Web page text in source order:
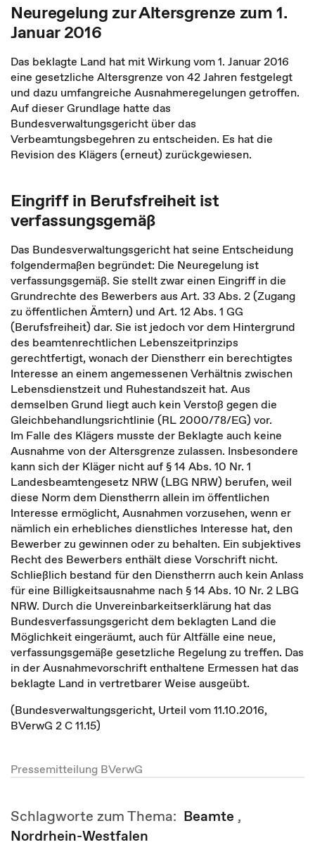
Neuregelung zur Altersgrenze zum 1.
Januar 2016
Das beklagte Land hat mit Wirkung vom 1. Januar 2016
eine gesetzliche Altersgrenze von 42 Jahren festgelegt
und dazu umfangreiche Ausnahmeregelungen getroffen.
Auf dieser Grundlage hatte das
Bundesverwaltungsgericht über das
Verbeamtungsbegehren zu entscheiden. Es hat die
Revision des Klägers (erneut) zurückgewiesen.
Eingriff in Berufsfreiheit ist
verfassungsgemäß
Das Bundesverwaltungsgericht hat seine Entscheidung
folgendermaßen begründet: Die Neuregelung ist
verfassungsgemäß. Sie stellt zwar einen Eingriff in die
Grundrechte des Bewerbers aus Art. 33 Abs. 2 (Zugang
zu öffentlichen Ämtern) und Art. 12 Abs. 1 GG
(Berufsfreiheit) dar. Sie ist jedoch vor dem Hintergrund
des beamtenrechtlichen Lebenszeitprinzips
gerechtfertigt, wonach der Dienstherr ein berechtigtes
Interesse an einem angemessenen Verhältnis zwischen
Lebensdienstzeit und Ruhestandszeit hat. Aus
demselben Grund liegt auch kein Verstoß gegen die
Gleichbehandlungsrichtlinie (RL 2000/78/EG) vor.
Im Falle des Klägers musste der Beklagte auch keine
Ausnahme von der Altersgrenze zulassen. Insbesondere
kann sich der Kläger nicht auf § 14 Abs. 10 Nr. 1
Landesbeamtengesetz NRW (LBG NRW) berufen, weil
diese Norm dem Dienstherrn allein im öffentlichen
Interesse ermöglicht, Ausnahmen vorzusehen, wenn er
nämlich ein erhebliches dienstliches Interesse hat, den
Bewerber zu gewinnen oder zu behalten. Ein subjektives
Recht des Bewerbers enthält diese Vorschrift nicht.
Schließlich bestand für den Dienstherrn auch kein Anlass
für eine Billigkeitsausnahme nach § 14 Abs. 10 Nr. 2 LBG
NRW. Durch die Unvereinbarkeitserklärung hat das
Bundesverfassungsgericht dem beklagten Land die
Möglichkeit eingeräumt, auch für Altfälle eine neue,
verfassungsgemäße gesetzliche Regelung zu treffen. Das
in der Ausnahmevorschrift enthaltene Ermessen hat das
beklagte Land in vertretbarer Weise ausgeübt.
(Bundesverwaltungsgericht, Urteil vom 11.10.2016,
BVerwG 2 C 11.15)
Pressemitteilung BVerwG
Schlagworte zum Thema: Beamte ,
Nordrhein-Westfalen